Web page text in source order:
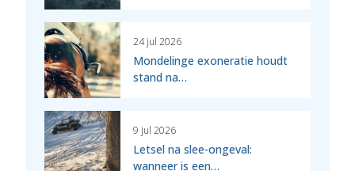
24 jul 2026
Mondelinge exoneratie houdt
stand na…
9 jul 2026
Letsel na slee-ongeval:
wanneer is een…